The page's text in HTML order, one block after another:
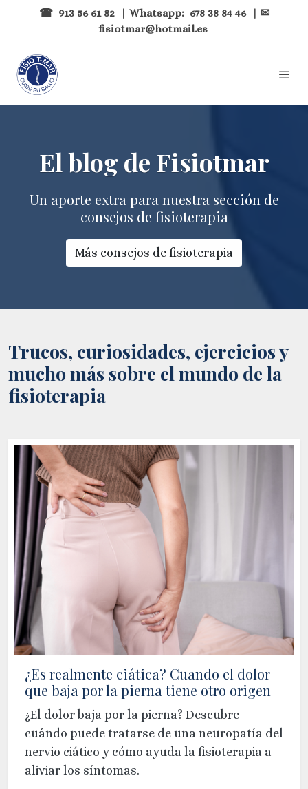
☎ 913 56 61 82 | Whatsapp: 678 38 84 46
| ✉
fisiotmar@hotmail.es
El blog de Fisiotmar
Un aporte extra para nuestra sección de
consejos de fisioterapia
Más consejos de fisioterapia
Trucos, curiosidades, ejercicios y
mucho más sobre el mundo de la
fisioterapia
¿Es realmente ciática? Cuando el dolor
que baja por la pierna tiene otro origen
¿El dolor baja por la pierna? Descubre
cuándo puede tratarse de una neuropatía del
nervio ciático y cómo ayuda la fisioterapia a
aliviar los síntomas.